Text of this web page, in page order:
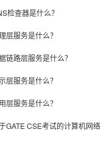
检查器是什么？
层服务是什么？
链路层服务是什么？
层服务是什么？
层服务是什么？
GATE CSE考试的计算机网络